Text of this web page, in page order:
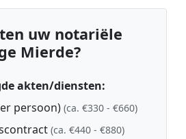
uw notariële
Mierde?
akten/diensten:
persoon) (ca. €330 - €660)
(ca. €440 - €880)